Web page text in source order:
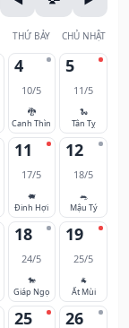
THỨ BẢY CHỦ NHẬT
4
10/5
🐉
Canh Thìn
5
11/5
🐍
Tân Tỵ
11
17/5
🐖
Đinh Hợi
12
18/5
🐀
Mậu Tý
18
24/5
🐎
Giáp Ngọ
19
25/5
🐐
Ất Mùi
25 26